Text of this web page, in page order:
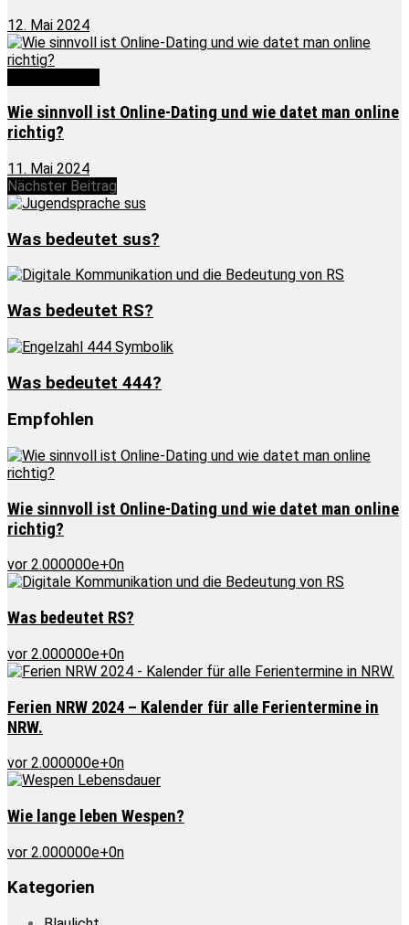
12. Mai 2024
Wie sinnvoll ist Online-Dating und wie datet man online
richtig?
11. Mai 2024
Nächster Beitrag
Was bedeutet sus?
Was bedeutet RS?
Was bedeutet 444?
Empfohlen
Wie sinnvoll ist Online-Dating und wie datet man online
richtig?
vor 2.000000e+0n
Was bedeutet RS?
vor 2.000000e+0n
Ferien NRW 2024 – Kalender für alle Ferientermine in
NRW.
vor 2.000000e+0n
Wie lange leben Wespen?
vor 2.000000e+0n
Kategorien